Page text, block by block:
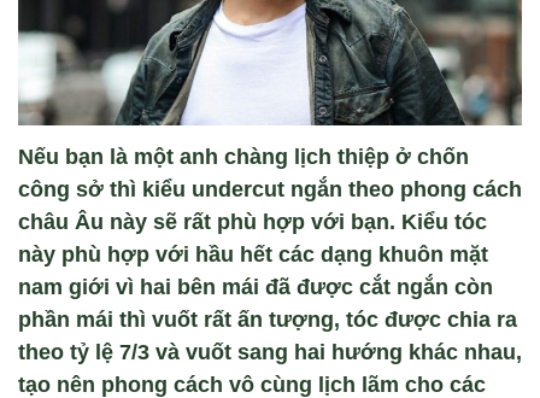
Nếu bạn là một anh chàng lịch thiệp ở chốn
công sở thì kiểu undercut ngắn theo phong cách
châu Âu này sẽ rất phù hợp với bạn. Kiểu tóc
này phù hợp với hầu hết các dạng khuôn mặt
nam giới vì hai bên mái đã được cắt ngắn còn
phần mái thì vuốt rất ấn tượng, tóc được chia ra
theo tỷ lệ 7/3 và vuốt sang hai hướng khác nhau,
tạo nên phong cách vô cùng lịch lãm cho các